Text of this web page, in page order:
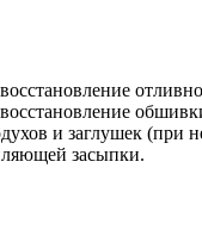
и заглушек (при
засыпки.